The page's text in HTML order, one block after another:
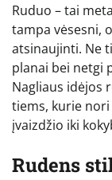
Ruduo – tai
tampa vėsesni,
atsinaujinti. Ne
planai bei netgi
Nagliaus idėjos
tiems, kurie
įvaizdžio iki
Rudens